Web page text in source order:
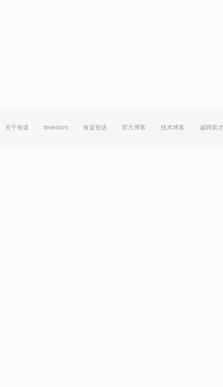
关于有道 Investors 有道智选 官方博客 技术博客 诚聘英才